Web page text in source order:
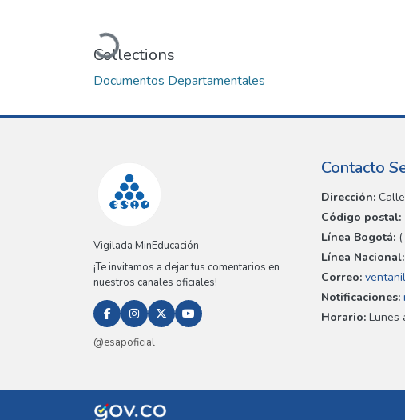
Loading...
Collections
Documentos Departamentales
Vigilada MinEducación
¡Te invitamos a dejar tus comentarios en
nuestros canales oficiales!
@esapoficial
Contacto
Dirección:
Código postal:
Línea Bogotá:
Línea Nacional:
Correo:
Notificaciones:
Horario: Lunes